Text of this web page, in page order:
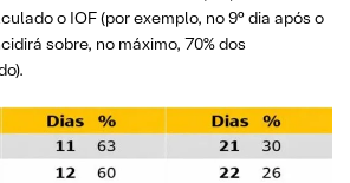
o IOF (por exemplo, no 9° dia após o
sobre, no máximo, 70% dos